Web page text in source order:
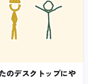
のデスクトップにや